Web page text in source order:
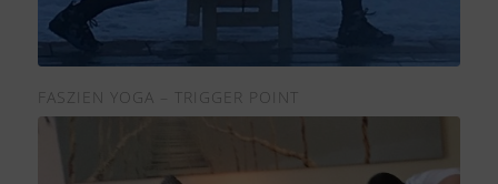
FASZIEN YOGA – TRIGGER POINT